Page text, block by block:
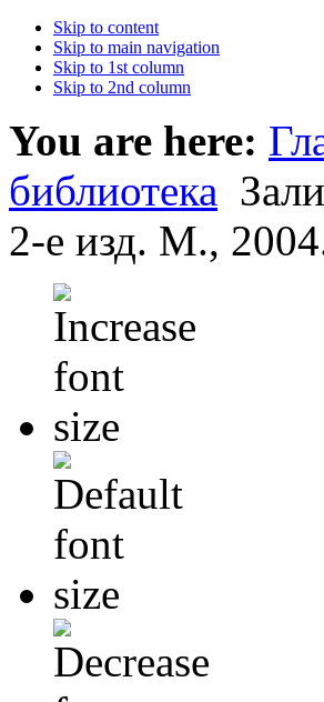
Skip to content
Skip to main navigation
Skip to 1st column
Skip to 2nd column
You are here:
библиотека
2-е изд. М.,